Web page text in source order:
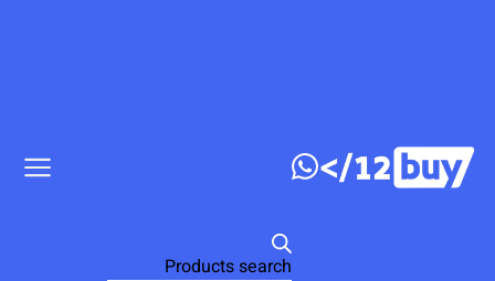
Products search